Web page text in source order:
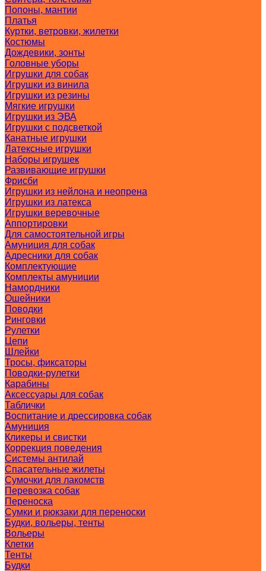
Попоны, мантии
Платья
Куртки, ветровки, жилетки
Костюмы
Дождевики, зонты
Головные уборы
Игрушки для собак
Игрушки из винила
Игрушки из резины
Мягкие игрушки
Игрушки из ЭВА
Игрушки с подсветкой
Канатные игрушки
Латексные игрушки
Наборы игрушек
Развивающие игрушки
Фрисби
Игрушки из нейлона и неопрена
Игрушки из латекса
Игрушки веревочные
Аппортировки
Для самостоятельной игры
Амуниция для собак
Адресники для собак
Комплектующие
Комплекты амуниции
Намордники
Ошейники
Поводки
Ринговки
Рулетки
Цепи
Шлейки
Тросы, фиксаторы
Поводки-рулетки
Карабины
Аксессуары для собак
Таблички
Воспитание и дрессировка собак
Амуниция
Кликеры и свистки
Коррекция поведения
Системы антилай
Спасательные жилеты
Сумочки для лакомств
Перевозка собак
Переноска
Сумки и рюкзаки для переноски
Будки, вольеры, тенты
Вольеры
Клетки
Тенты
Будки